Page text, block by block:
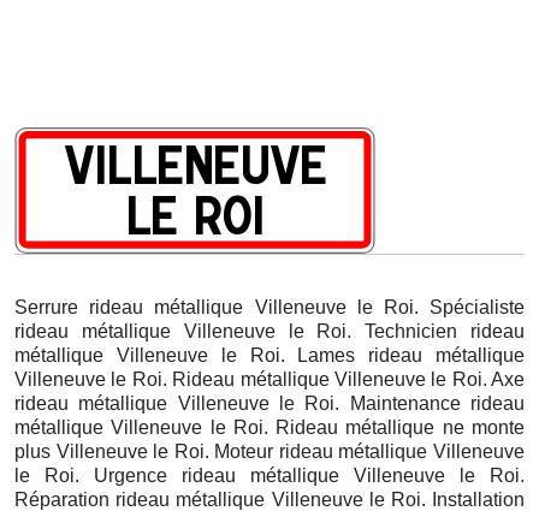
Serrure rideau métallique Villeneuve le Roi. Spécialiste
rideau métallique Villeneuve le Roi. Technicien rideau
métallique Villeneuve le Roi. Lames rideau métallique
Villeneuve le Roi. Rideau métallique Villeneuve le Roi. Axe
rideau métallique Villeneuve le Roi. Maintenance rideau
métallique Villeneuve le Roi. Rideau métallique ne monte
plus Villeneuve le Roi. Moteur rideau métallique Villeneuve
le Roi. Urgence rideau métallique Villeneuve le Roi.
Réparation rideau métallique Villeneuve le Roi. Installation